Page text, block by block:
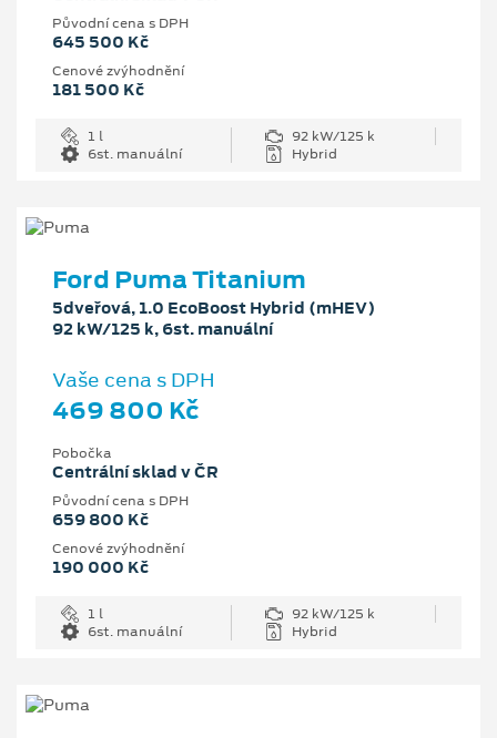
Původní cena s DPH
645 500 Kč
Cenové zvýhodnění
181 500 Kč
1 l
92 kW/125 k
6st. manuální
Hybrid
Ford Puma Titanium
5dveřová, 1.0 EcoBoost Hybrid (mHEV)
92 kW/125 k, 6st. manuální
Vaše cena s DPH
469 800 Kč
Pobočka
Centrální sklad v ČR
Původní cena s DPH
659 800 Kč
Cenové zvýhodnění
190 000 Kč
1 l
92 kW/125 k
6st. manuální
Hybrid